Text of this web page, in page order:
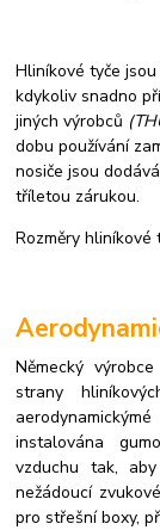
Hliníkové tyče
kdykoliv snadno
jiných výrobců
dobu používání
nosiče jsou
tříletou zárukou.
Rozměry hliníkové
Německý výrobce
strany
instalována
vzduchu tak,
nežádoucí
pro střešní boxy,